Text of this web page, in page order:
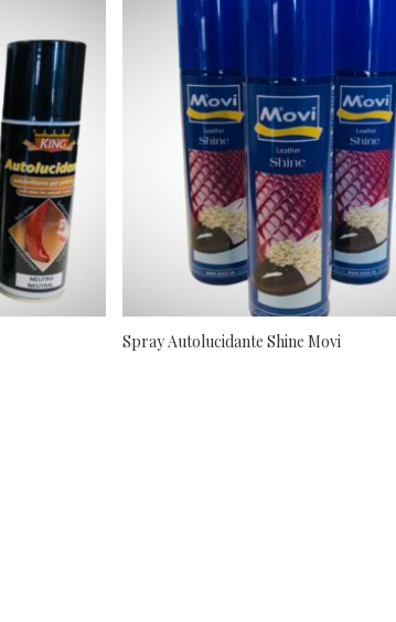
Spray Autolucidante Shine Movi